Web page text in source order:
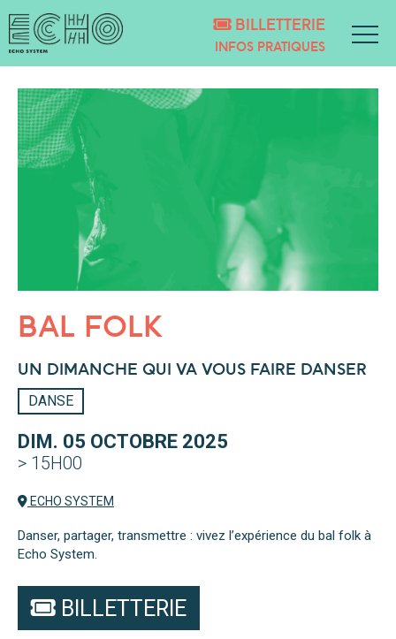
BILLETTERIE
INFOS PRATIQUES
BAL FOLK
UN DIMANCHE QUI VA VOUS FAIRE DANSER
DANSE
DIM. 05 OCTOBRE 2025
> 15H00
ECHO SYSTEM
Danser, partager, transmettre : vivez l’expérience du bal folk à
Echo System.
BILLETTERIE